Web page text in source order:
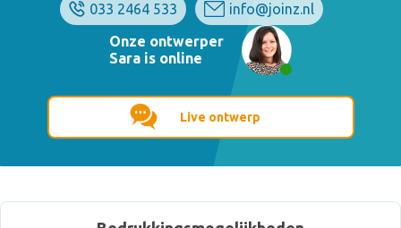
033 2464 533
info@joinz.nl
Onze ontwerper
Sara is online
Live ontwerp